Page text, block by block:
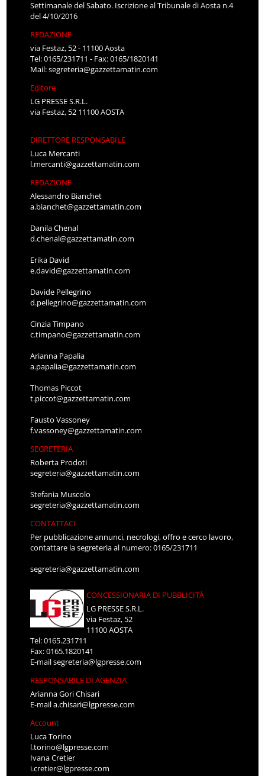
Settimanale del Sabato. Iscrizione al Tribunale di Aosta n.4
del 4/10/2016
REDAZIONE
via Festaz, 52 - 11100 Aosta
Tel: 0165/231711 - Fax: 0165/1820141
Mail:segreteria@gazzettamatin.com
Editore
LG PRESSE S.R.L.
via Festaz, 52 11100 AOSTA
DIRETTORE RESPONSABILE
Luca Mercanti
l.mercanti@gazzettamatin.com
REDAZIONE
Alessandro Bianchet
a.bianchet@gazzettamatin.com
Danila Chenal
d.chenal@gazzettamatin.com
Erika David
e.david@gazzettamatin.com
Davide Pellegrino
d.pellegrino@gazzettamatin.com
Cinzia Timpano
c.timpano@gazzettamatin.com
Arianna Papalia
a.papalia@gazzettamatin.com
Thomas Piccot
t.piccot@gazzettamatin.com
Fausto Vassoney
f.vassoney@gazzettamatin.com
SEGRETERIA
Roberta Prodoti
segreteria@gazzettamatin.com
Stefania Muscolo
segreteria@gazzettamatin.com
CONTATTACI
Per pubblicazione annunci, necrologi, offro e cerco lavoro,
contattare la segreteria al numero: 0165/231711
segreteria@gazzettamatin.com
CONCESSIONARIA DI PUBBLICITÀ
LG PRESSE S.R.L.
via Festaz, 52
11100 AOSTA
Tel: 0165.231711
Fax: 0165.1820141
E-mailsegreteria@lgpresse.com
RESPONSABILE DI AGENZIA
Arianna Gori Chisari
E-maila.chisari@lgpresse.com
Account
Luca Torino
l.torino@lgpresse.com
Ivana Cretier
i.cretier@lgpresse.com